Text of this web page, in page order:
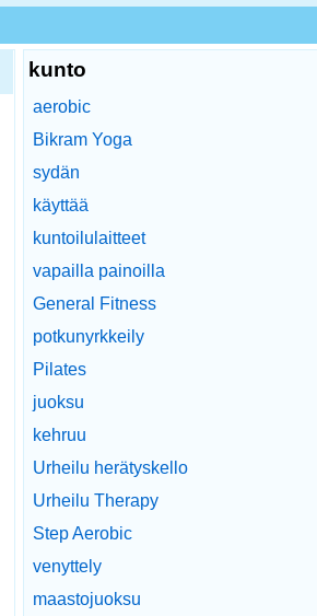
kunto
aerobic
Bikram Yoga
sydän
käyttää
kuntoilulaitteet
vapailla painoilla
General Fitness
potkunyrkkeily
Pilates
juoksu
kehruu
Urheilu herätyskello
Urheilu Therapy
Step Aerobic
venyttely
maastojuoksu